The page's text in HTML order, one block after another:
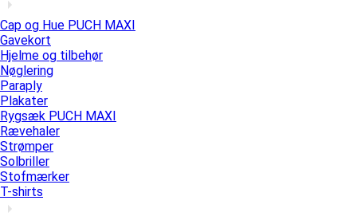
Cap og Hue PUCH MAXI
Gavekort
Hjelme og tilbehør
Nøglering
Paraply
Plakater
Rygsæk PUCH MAXI
Rævehaler
Strømper
Solbriller
Stofmærker
T-shirts